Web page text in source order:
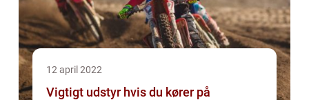
12 april 2022
Vigtigt udstyr hvis du kører på